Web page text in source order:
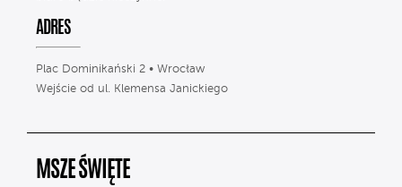
ADRES
Plac Dominikański 2 • Wrocław
Wejście od ul. Klemensa Janickiego
MSZE ŚWIĘTE